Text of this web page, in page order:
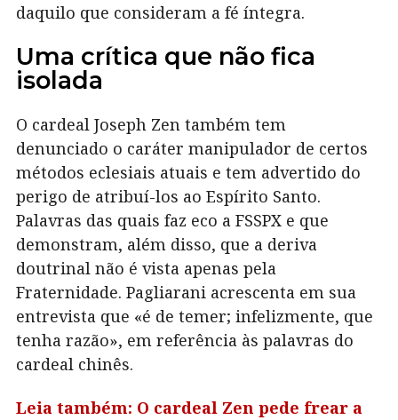
daquilo que consideram a fé íntegra.
Uma crítica que não fica
isolada
O cardeal Joseph Zen também tem
denunciado o caráter manipulador de certos
métodos eclesiais atuais e tem advertido do
perigo de atribuí-los ao Espírito Santo.
Palavras das quais faz eco a FSSPX e que
demonstram, além disso, que a deriva
doutrinal não é vista apenas pela
Fraternidade. Pagliarani acrescenta em sua
entrevista que «é de temer; infelizmente, que
tenha razão», em referência às palavras do
cardeal chinês.
Leia também: O cardeal Zen pede frear a